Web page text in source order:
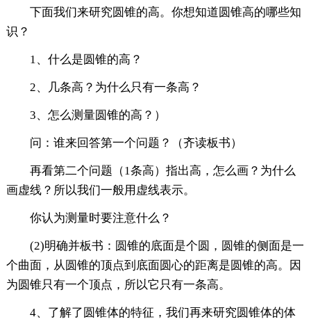
下面我们来研究圆锥的高。你想知道圆锥高的哪些知
识？
1、什么是圆锥的高？
2、几条高？为什么只有一条高？
3、怎么测量圆锥的高？）
问：谁来回答第一个问题？（齐读板书）
再看第二个问题（1条高）指出高，怎么画？为什么
画虚线？所以我们一般用虚线表示。
你认为测量时要注意什么？
(2)明确并板书：圆锥的底面是个圆，圆锥的侧面是一
个曲面，从圆锥的顶点到底面圆心的距离是圆锥的高。因
为圆锥只有一个顶点，所以它只有一条高。
4、了解了圆锥体的特征，我们再来研究圆锥体的体